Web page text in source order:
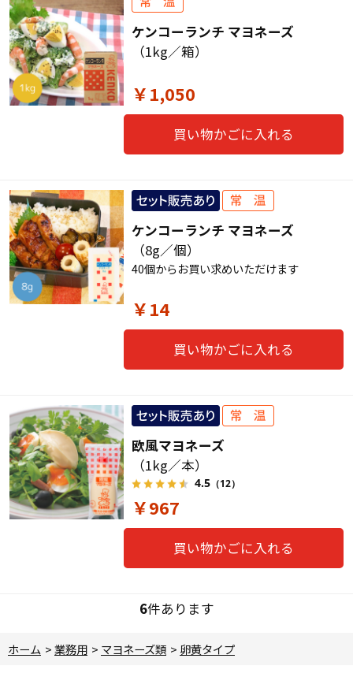
ケンコーランチ マヨネーズ
（1kg／箱）
￥1,050
買い物かごに入れる
ケンコーランチ マヨネーズ
（8g／個）
40個からお買い求めいただけます
￥14
買い物かごに入れる
欧風マヨネーズ
（1kg／本）
4.5（12）
￥967
買い物かごに入れる
6件あります
ホーム >業務用 > マヨネーズ類 > 卵黄タイプ